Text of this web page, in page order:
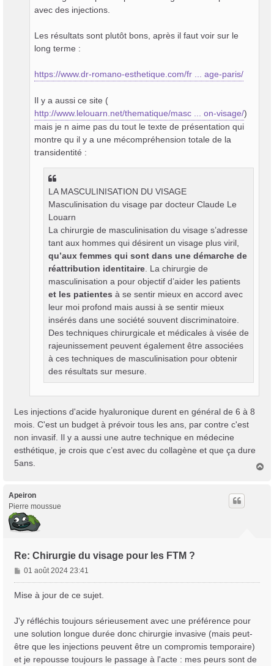
avec des injections.
Les résultats sont plutôt bons, après il faut voir sur le
long terme :
https://www.dr-romano-esthetique.com/fr ... age-paris/
Il y a aussi ce site (
http://www.lelouarn.net/thematique/masc ... on-visage/)
mais je n aime pas du tout le texte de présentation qui
montre qu il y a une mécompréhension totale de la
transidentité :
LA MASCULINISATION DU VISAGE
Masculinisation du visage par docteur Claude Le
Louarn
La chirurgie de masculinisation du visage s’adresse
tant aux hommes qui désirent un visage plus viril,
qu’aux femmes qui sont dans une démarche de
réattribution identitaire . La chirurgie de
masculinisation a pour objectif d’aider les patients
et les patientes à se sentir mieux en accord avec
leur moi profond mais aussi à se sentir mieux
insérés dans une société souvent discriminatoire.
Des techniques chirurgicale et médicales à visée de
rajeunissement peuvent également être associées
à ces techniques de masculinisation pour obtenir
des résultats sur mesure.
Les injections d'acide hyaluronique durent en général de 6 à 8
mois. C'est un budget à prévoir tous les ans, par contre c'est
non invasif. Il y a aussi une autre technique en médecine
esthétique, je crois que c’est avec du collagène et que ça dure
5ans.
Apeiron
Pierre moussue
Re: Chirurgie du visage pour les FTM ?
M
e
s
g
e
01 août 2024 23:41
Mise à jour de ce sujet.
J'y réfléchis toujours sérieusement avec une préférence pour
une solution longue durée donc chirurgie invasive (mais peut-
être que les injections peuvent être un compromis temporaire)
et je repousse toujours le passage à l'acte : mes peurs sont de